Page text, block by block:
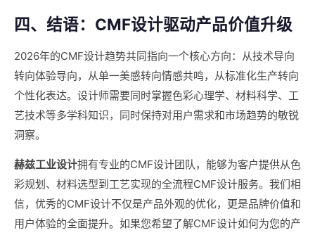
四、结语：CMF设计驱动产品价值升级
2026年的CMF设计趋势共同指向一个核心方向：从技术导向
转向体验导向，从单一美感转向情感共鸣，从标准化生产转向
个性化表达。设计师需要同时掌握色彩心理学、材料科学、工
艺技术等多学科知识，同时保持对用户需求和市场趋势的敏锐
洞察。
赫兹工业设计拥有专业的CMF设计团队，能够为客户提供从色
彩规划、材料选型到工艺实现的全流程CMF设计服务。我们相
信，优秀的CMF设计不仅是产品外观的优化，更是品牌价值和
用户体验的全面提升。如果您希望了解CMF设计如何为您的产